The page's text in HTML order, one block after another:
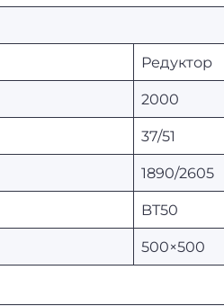
Редуктор
2000
37/51
1890/2605
BT50
500×500